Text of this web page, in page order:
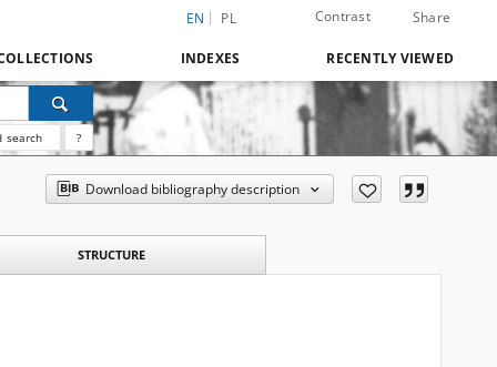
EN PL Contrast Share
INDEXES RECENTLY VIEWED
search ?
Download bibliography description
STRUCTURE